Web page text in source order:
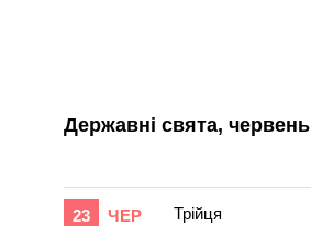
Державні свята, червень
23 ЧЕР Трійця